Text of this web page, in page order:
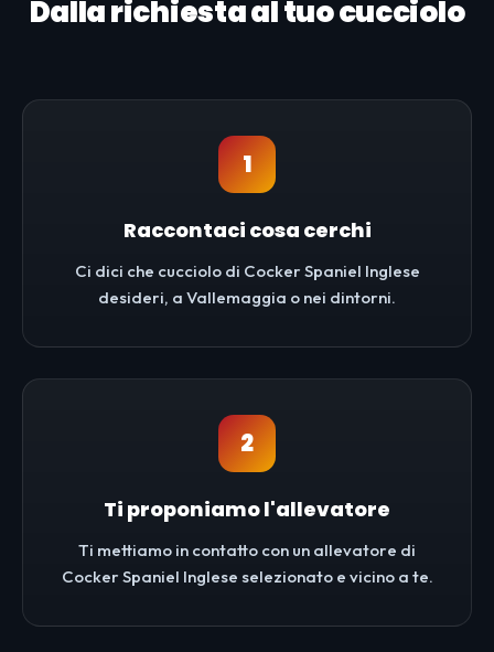
Dalla richiesta al tuo cucciolo
1
Raccontaci cosa cerchi
Ci dici che cucciolo di Cocker Spaniel Inglese
desideri, a Vallemaggia o nei dintorni.
2
Ti proponiamo l'allevatore
Ti mettiamo in contatto con un allevatore di
Cocker Spaniel Inglese selezionato e vicino a te.